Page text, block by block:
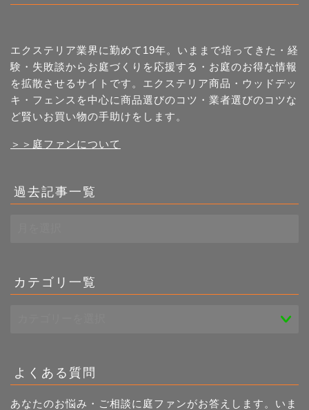
エクステリア業界に勤めて19年。いままで培ってきた・経
験・失敗談からお庭づくりを応援する・お庭のお得な情報
を拡散させるサイトです。エクステリア商品・ウッドデッ
キ・フェンスを中心に商品選びのコツ・業者選びのコツな
ど賢いお買い物の手助けをします。
＞＞庭ファンについて
過去記事一覧
一
覧
カテゴリ一覧
よくある質問
あなたのお悩み・ご相談に庭ファンがお答えします。いま